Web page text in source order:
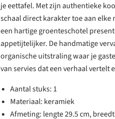
je eettafel. Met zijn authentieke
schaal direct karakter toe aan
een hartige groenteschotel
appetijtelijker. De handmatige
organische uitstraling waar je
van servies dat een verhaal vertelt
Aantal stuks: 1
Materiaal: keramiek
Afmeting: lengte 29.5 cm,